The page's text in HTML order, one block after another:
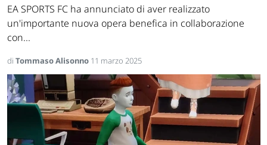
EA SPORTS FC ha annunciato di aver realizzato
un'importante nuova opera benefica in collaborazione
con...
di Tommaso Alisonno 11 marzo 2025